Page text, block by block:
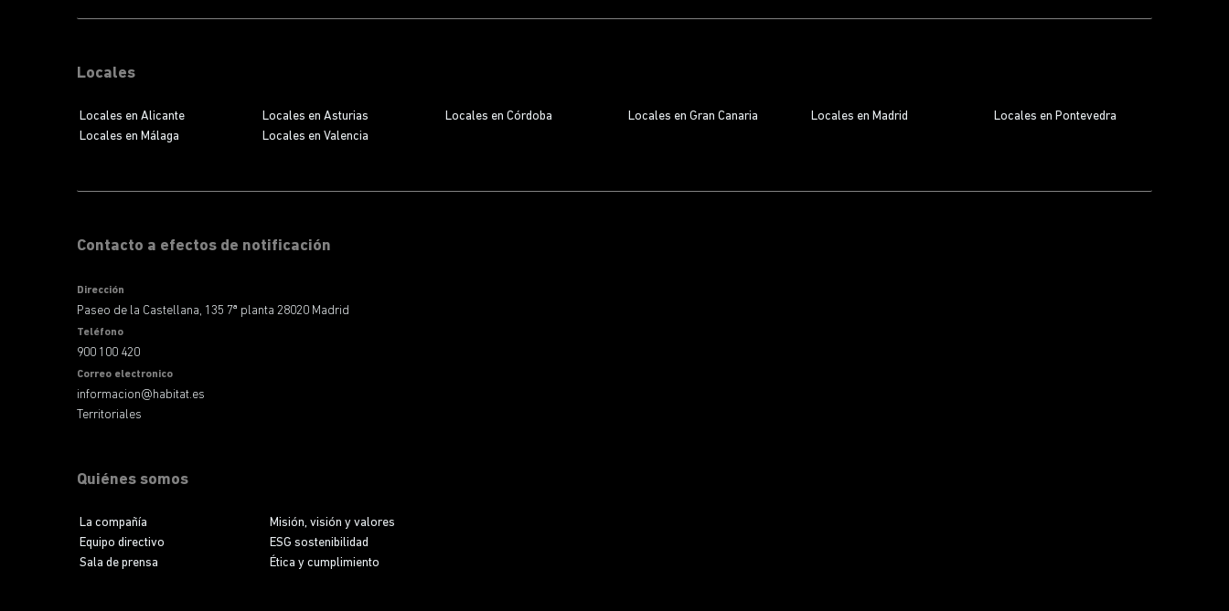
Locales
Locales en Alicante Locales en Asturias Locales en Córdoba Locales en Gran Canaria Locales en Madrid
Locales en Pontevedra
Locales en Málaga
Locales en Valencia
Contacto a efectos de notificación
Dirección
Paseo de la Castellana, 135 7ª planta 28020 Madrid
Teléfono
900 100 420
Correo electronico
informacion@habitat.es
Territoriales
Quiénes somos
La compañía
Misión, visión y valores
Equipo directivo
ESG sostenibilidad
Sala de prensa
Ética y cumplimiento